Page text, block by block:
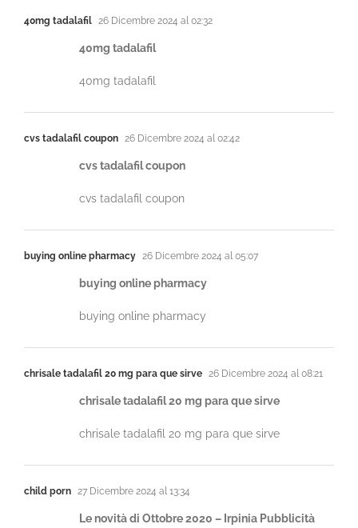
40mg tadalafil 26 Dicembre 2024 al 02:32
40mg tadalafil
40mg tadalafil
cvs tadalafil coupon 26 Dicembre 2024 al 02:42
cvs tadalafil coupon
cvs tadalafil coupon
buying online pharmacy 26 Dicembre 2024 al 05:07
buying online pharmacy
buying online pharmacy
chrisale tadalafil 20 mg para que sirve 26 Dicembre 2024 al 08:21
chrisale tadalafil 20 mg para que sirve
chrisale tadalafil 20 mg para que sirve
child porn 27 Dicembre 2024 al 13:34
Le novità di Ottobre 2020 – Irpinia Pubblicità